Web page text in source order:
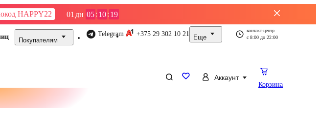
HAPPY22 01 дн 05 : 10 : 19
Покупателям
Telegram +375 29 302 10 21 Еще
контакт-центр
с 8:00 до 22:00
Аккаунт
Корзина